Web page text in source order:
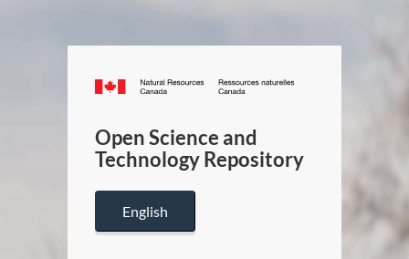
Canada.ca
/
Canada
Open Science and
Technology Repository
English